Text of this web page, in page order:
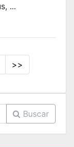
...
>>
Buscar